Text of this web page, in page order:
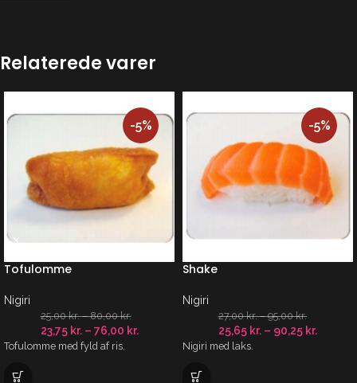
Relaterede varer
-5%
Tofulomme
Nigiri
25,00kr. – 80,00kr.
23,75 kr. – 76,00 kr.
Tofulomme med fyld af ris.
-5%
Shake
Nigiri
27,00kr. – 95,00kr.
25,65 kr. – 90,25 kr.
Nigiri med laks.